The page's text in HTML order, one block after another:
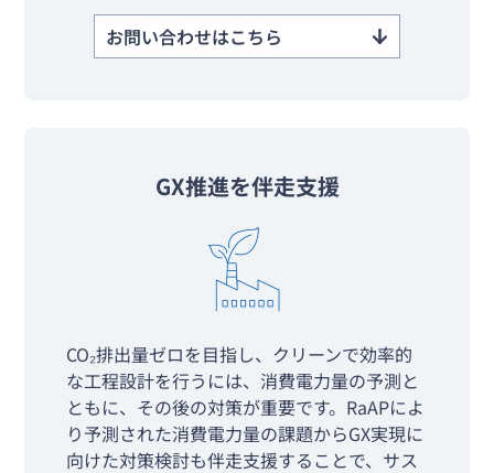
お問い合わせはこちら
GX推進を伴走支援
CO₂排出量ゼロを目指し、クリーンで効率的
な工程設計を行うには、消費電力量の予測と
ともに、その後の対策が重要です。RaAPによ
り予測された消費電力量の課題からGX実現に
向けた対策検討も伴走支援することで、サス